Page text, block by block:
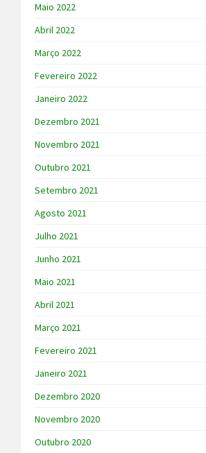
Maio 2022
Abril 2022
Março 2022
Fevereiro 2022
Janeiro 2022
Dezembro 2021
Novembro 2021
Outubro 2021
Setembro 2021
Agosto 2021
Julho 2021
Junho 2021
Maio 2021
Abril 2021
Março 2021
Fevereiro 2021
Janeiro 2021
Dezembro 2020
Novembro 2020
Outubro 2020